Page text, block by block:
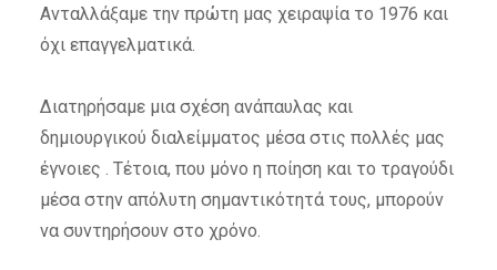
Ανταλλάξαμε την πρώτη μας χειραψία το 1976 και
όχι επαγγελματικά.
Διατηρήσαμε μια σχέση ανάπαυλας και
δημιουργικού διαλείμματος μέσα στις πολλές μας
έγνοιες . Τέτοια, που μόνο η ποίηση και το τραγούδι
μέσα στην απόλυτη σημαντικότητά τους, μπορούν
να συντηρήσουν στο χρόνο.